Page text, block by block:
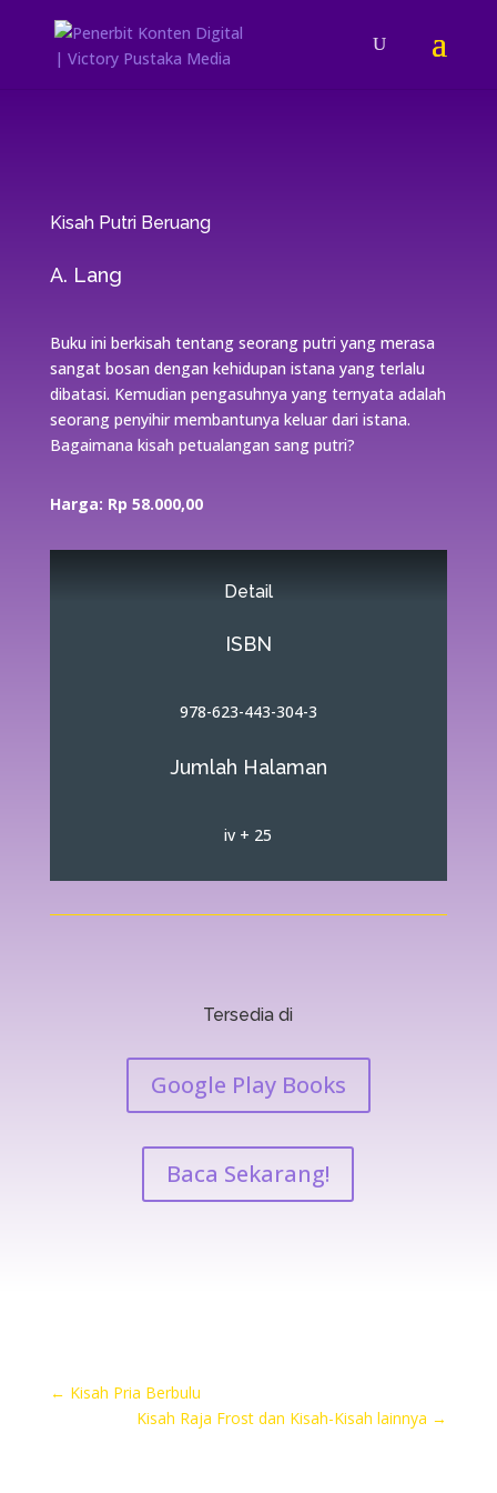
Kisah Putri Beruang
A. Lang
Buku ini berkisah tentang seorang putri yang merasa
sangat bosan dengan kehidupan istana yang terlalu
dibatasi. Kemudian pengasuhnya yang ternyata adalah
seorang penyihir membantunya keluar dari istana.
Bagaimana kisah petualangan sang putri?
Harga: Rp 58.000,00
Detail
ISBN
978-623-443-304-3
Jumlah Halaman
iv + 25
Tersedia di
Google Play Books
Baca Sekarang!
← Kisah Pria Berbulu
Kisah Raja Frost dan Kisah-Kisah lainnya →